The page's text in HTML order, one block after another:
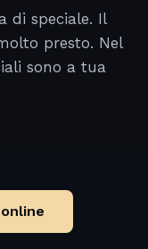
di speciale. Il
presto. Nel
sono a tua